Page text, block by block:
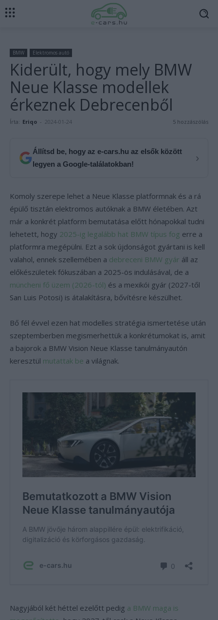
BMW Elektromos autó
Kiderült, hogy mely BMW
Neue Klasse modellek
érkeznek Debrecenből
Írta: Eriqo - 2024-01-24 5 hozzászólás
Állítsd be, hogy az e-cars.hu az elsők között
legyen a Google-találatokban!
›
Komoly szerepe lehet a Neue Klasse platformnak és a rá
épülő tisztán elektromos autóknak a BMW életében. Azt
már a konkrét platform bemutatása előtt hónapokkal tudni
lehetett, hogy 2025-ig legalább hat BMW típus fog erre a
platformra megépülni. Ezt a sok újdonságot gyártani is kell
valahol, ennek szellemében a debreceni BMW gyár áll az
előkészületek fókuszában a 2025-ös indulásával, de a
müncheni fő üzem (2026-tól) és a mexikói gyár (2027-től
San Luis Potosi) is átalakításra, bővítésre készülhet.
Bő fél évvel ezen hat modelles stratégia ismertetése után
szeptemberben megismerhettük a konkrétumokat is, amit
a bajorok a BMW Vision Neue Klasse tanulmányautón
keresztül mutattak be a világnak.
Nagyjából két héttel ezelőtt pedig a BMW maga is